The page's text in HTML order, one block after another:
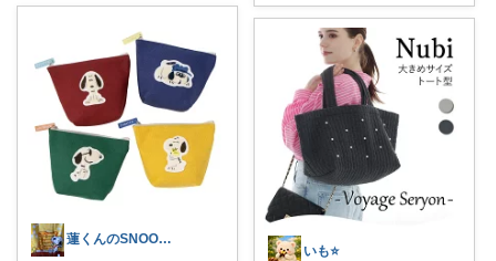
蓮くんのSNOOPYおすすめROOM
いも⭐️